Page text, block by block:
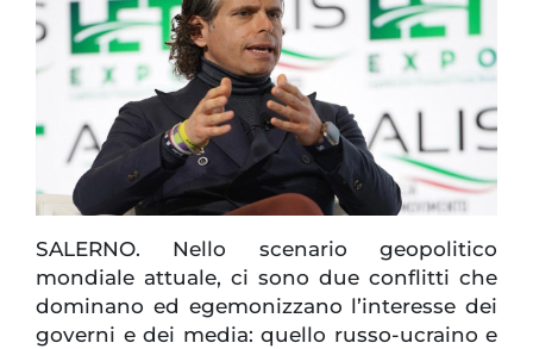
SALERNO. Nello scenario geopolitico
mondiale attuale, ci sono due conflitti che
dominano ed egemonizzano l’interesse dei
governi e dei media: quello russo-ucraino e